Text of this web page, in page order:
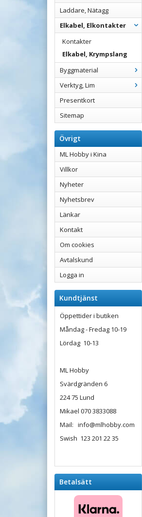
Laddare, Nätagg
Elkabel, Elkontakter
Kontakter
Elkabel, Krympslang
Byggmaterial
Verktyg, Lim
Presentkort
Sitemap
Övrigt
ML Hobby i Kina
Villkor
Nyheter
Nyhetsbrev
Länkar
Kontakt
Om cookies
Avtalskund
Logga in
Kundtjänst
Öppettider i butiken
Måndag - Fredag 10-19
Lördag 10-13
ML Hobby
Svärdgränden 6
224 75 Lund
Mikael 070 3833088
Mail: info@mlhobby.com
Swish 123 201 22 35
Betalsätt